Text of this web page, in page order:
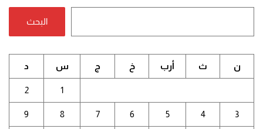
البحث
ن ث أرب خ ج س د
1
2
3
4
5
6
7
8
9